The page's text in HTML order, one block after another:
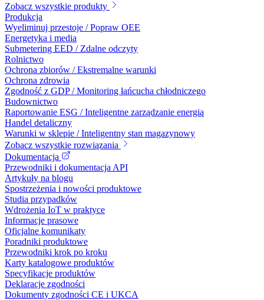
Zobacz wszystkie produkty
Produkcja
Wyeliminuj przestoje / Popraw OEE
Energetyka i media
Submetering EED / Zdalne odczyty
Rolnictwo
Ochrona zbiorów / Ekstremalne warunki
Ochrona zdrowia
Zgodność z GDP / Monitoring łańcucha chłodniczego
Budownictwo
Raportowanie ESG / Inteligentne zarządzanie energią
Handel detaliczny
Warunki w sklepie / Inteligentny stan magazynowy
Zobacz wszystkie rozwiązania
Dokumentacja
Przewodniki i dokumentacja API
Artykuły na blogu
Spostrzeżenia i nowości produktowe
Studia przypadków
Wdrożenia IoT w praktyce
Informacje prasowe
Oficjalne komunikaty
Poradniki produktowe
Przewodniki krok po kroku
Karty katalogowe produktów
Specyfikacje produktów
Deklaracje zgodności
Dokumenty zgodności CE i UKCA